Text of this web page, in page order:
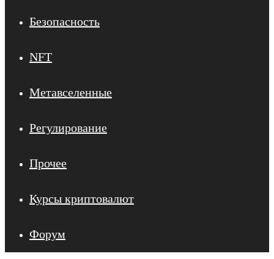
Безопасность
NFT
Метавселенные
Регулирование
Прочее
Курсы криптовалют
Форум